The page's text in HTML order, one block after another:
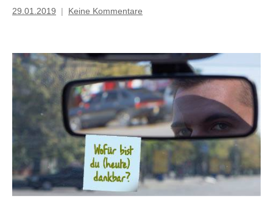
29.01.2019
Mosche
Keine Kommentare